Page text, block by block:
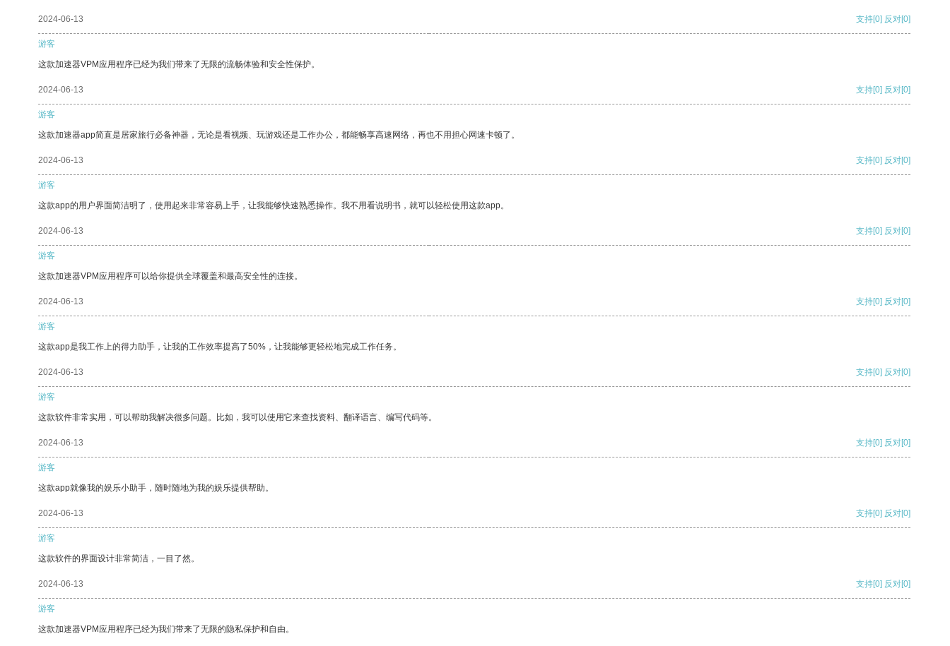
2024-06-13 支持[0] 反对[0]
游客
这款加速器VPM应用程序已经为我们带来了无限的流畅体验和安全性保护。
2024-06-13 支持[0] 反对[0]
游客
这款加速器app简直是居家旅行必备神器，无论是看视频、玩游戏还是工作办公，都能畅享高速网络，再也不用担心网速卡顿了。
2024-06-13 支持[0] 反对[0]
游客
这款app的用户界面简洁明了，使用起来非常容易上手，让我能够快速熟悉操作。我不用看说明书，就可以轻松使用这款app。
2024-06-13 支持[0] 反对[0]
游客
这款加速器VPM应用程序可以给你提供全球覆盖和最高安全性的连接。
2024-06-13 支持[0] 反对[0]
游客
这款app是我工作上的得力助手，让我的工作效率提高了50%，让我能够更轻松地完成工作任务。
2024-06-13 支持[0] 反对[0]
游客
这款软件非常实用，可以帮助我解决很多问题。比如，我可以使用它来查找资料、翻译语言、编写代码等。
2024-06-13 支持[0] 反对[0]
游客
这款app就像我的娱乐小助手，随时随地为我的娱乐提供帮助。
2024-06-13 支持[0] 反对[0]
游客
这款软件的界面设计非常简洁，一目了然。
2024-06-13 支持[0] 反对[0]
游客
这款加速器VPM应用程序已经为我们带来了无限的隐私保护和自由。